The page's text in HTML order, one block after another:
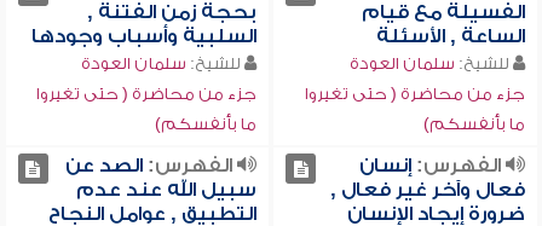
الفسيلة مع قيام
الساعة , الأسئلة
للشيخ: سلمان العودة
جزء من محاضرة ( حتى تغيروا
ما بأنفسكم)
بحجة زمن الفتنة ,
السلبية وأسباب وجودها
للشيخ: سلمان العودة
جزء من محاضرة ( حتى تغيروا
ما بأنفسكم)
الفهرس:إنسان
فعال وآخر غير فعال ,
ضرورة إيجاد الإنسان
الفهرس:الصد عن
سبيل الله عند عدم
التطبيق , عوامل النجاح